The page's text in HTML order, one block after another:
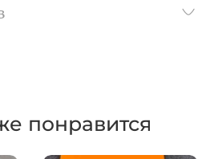
понравится